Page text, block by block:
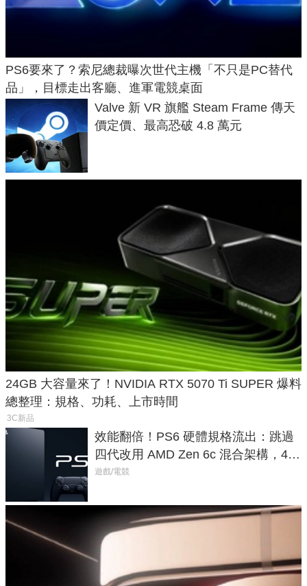
PS6要來了？索尼總裁曝次世代主機「不只是PC替代
品」，目標走出客廳、進軍電競桌面
Valve 新 VR 旗艦 Steam Frame 傳天
價定價、最高恐破 4.8 萬元
24GB 大容量來了！NVIDIA RTX 5070 Ti SUPER 爆料
總整理：規格、功耗、上市時間
3C新品
效能翻倍！PS6 硬體規格流出：跳過
四代改用 AMD Zen 6c 混合架構，4K
120fps 與全光追時代來臨
遊戲/電競